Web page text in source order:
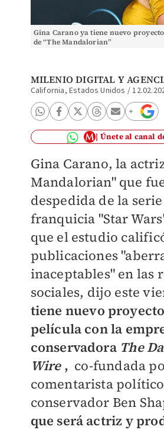
Gina Carano ya tiene nuevo
de “The Mandalorian”
MILENIO DIGITAL Y
California, Estados Unidos /
Únete al canal
Gina Carano, la
Mandalorian" que
despedida de la
franquicia "Star
que el estudio
publicaciones
inaceptables" en las
sociales, dijo este
tiene nuevo
película con la
conservadora The
Wire, co-fundada
comentarista político
conservador Ben
que será actriz y